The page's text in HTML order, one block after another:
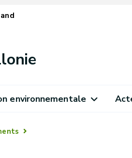
environnementale